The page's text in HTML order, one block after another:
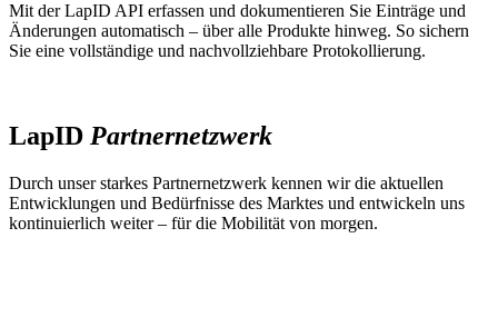
Mit der LapID API erfassen und dokumentieren Sie Einträge und
Änderungen automatisch – über alle Produkte hinweg. So sichern
Sie eine vollständige und nachvollziehbare Protokollierung.
LapID Partnernetzwerk
Durch unser starkes Partnernetzwerk kennen wir die aktuellen
Entwicklungen und Bedürfnisse des Marktes und entwickeln uns
kontinuierlich weiter – für die Mobilität von morgen.